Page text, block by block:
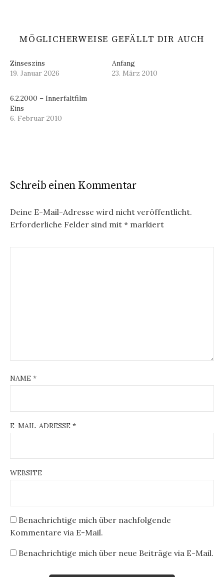
MÖGLICHERWEISE GEFÄLLT DIR AUCH
Zinseszins
19. Januar 2026
Anfang
23. März 2010
6.2.2000 – Innerfaltfilm
Eins
6. Februar 2010
Schreib einen Kommentar
Deine E-Mail-Adresse wird nicht veröffentlicht.
Erforderliche Felder sind mit * markiert
NAME *
E-MAIL-ADRESSE *
WEBSITE
Benachrichtige mich über nachfolgende
Kommentare via E-Mail.
Benachrichtige mich über neue Beiträge via E-Mail.